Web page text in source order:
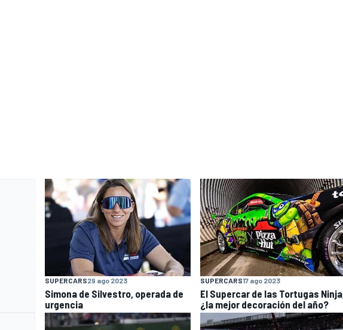
SUPERCARS29 ago 2023
Simona de Silvestro, operada de
urgencia
SUPERCARS17 ago 2023
El Supercar de las Tortugas Ninja,
¿la mejor decoración del año?